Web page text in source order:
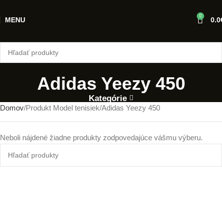
MENU 0 0.0
Adidas Yeezy 450
Kategórie
Domov Produkt Model tenisiek Adidas Yeezy 450
Neboli nájdené žiadne produkty zodpovedajúce vášmu výberu.